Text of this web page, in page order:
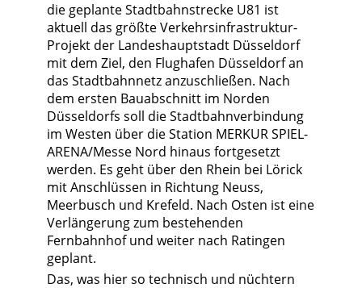
die geplante Stadtbahnstrecke U81 ist
aktuell das größte Verkehrsinfrastruktur-
Projekt der Landeshauptstadt Düsseldorf
mit dem Ziel, den Flughafen Düsseldorf an
das Stadtbahnnetz anzuschließen. Nach
dem ersten Bauabschnitt im Norden
Düsseldorfs soll die Stadtbahnverbindung
im Westen über die Station MERKUR SPIEL-
ARENA/Messe Nord hinaus fortgesetzt
werden. Es geht über den Rhein bei Lörick
mit Anschlüssen in Richtung Neuss,
Meerbusch und Krefeld. Nach Osten ist eine
Verlängerung zum bestehenden
Fernbahnhof und weiter nach Ratingen
geplant.
Das, was hier so technisch und nüchtern